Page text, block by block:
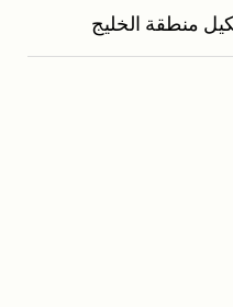
منطقة الخليج